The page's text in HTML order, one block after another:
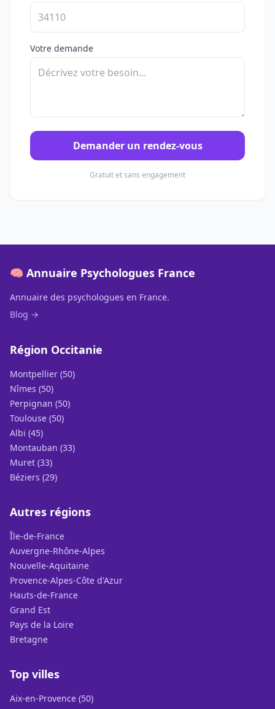
Votre demande
Demander un rendez-vous
Gratuit et sans engagement
🧠 Annuaire Psychologues France
Annuaire des psychologues en France.
Blog →
Région Occitanie
Montpellier (50)
Nîmes (50)
Perpignan (50)
Toulouse (50)
Albi (45)
Montauban (33)
Muret (33)
Béziers (29)
Autres régions
Île-de-France
Auvergne-Rhône-Alpes
Nouvelle-Aquitaine
Provence-Alpes-Côte d'Azur
Hauts-de-France
Grand Est
Pays de la Loire
Bretagne
Top villes
Aix-en-Provence (50)